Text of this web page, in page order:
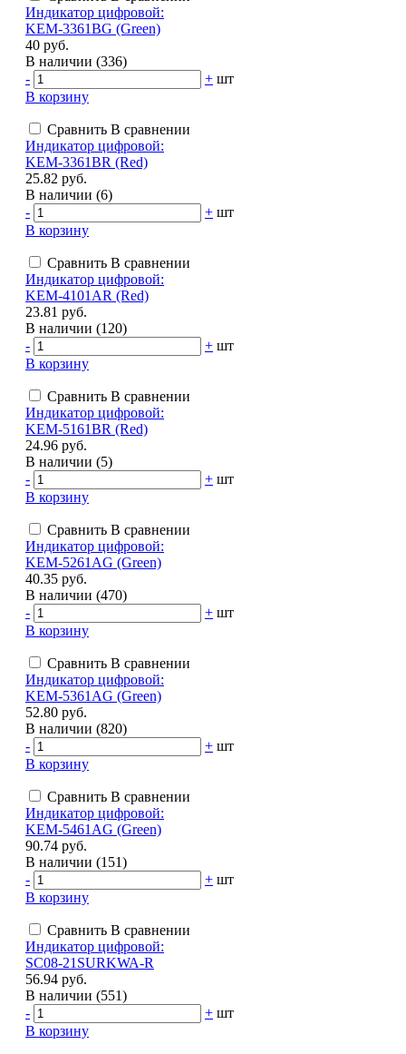
Индикатор цифровой:
KEM-3361BG (Green)
40 руб.
В наличии (336)
-
+ шт
В корзину
Сравнить В сравнении
Индикатор цифровой:
KEM-3361BR (Red)
25.82 руб.
В наличии (6)
-
+ шт
В корзину
Сравнить В сравнении
Индикатор цифровой:
KEM-4101AR (Red)
23.81 руб.
В наличии (120)
-
+ шт
В корзину
Сравнить В сравнении
Индикатор цифровой:
KEM-5161BR (Red)
24.96 руб.
В наличии (5)
-
+ шт
В корзину
Сравнить В сравнении
Индикатор цифровой:
KEM-5261AG (Green)
40.35 руб.
В наличии (470)
-
+ шт
В корзину
Сравнить В сравнении
Индикатор цифровой:
KEM-5361AG (Green)
52.80 руб.
В наличии (820)
-
+ шт
В корзину
Сравнить В сравнении
Индикатор цифровой:
KEM-5461AG (Green)
90.74 руб.
В наличии (151)
-
+ шт
В корзину
Сравнить В сравнении
Индикатор цифровой:
SC08-21SURKWA-R
56.94 руб.
В наличии (551)
-
+ шт
В корзину